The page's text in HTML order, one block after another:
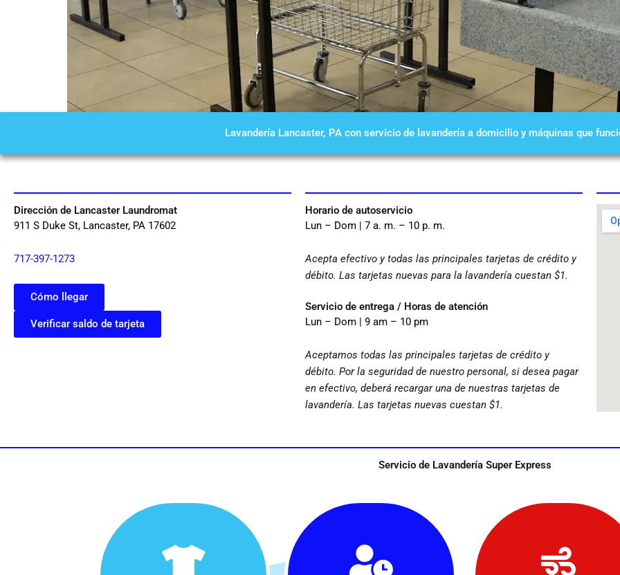
Lavandería Lancaster, PA con servicio de lavandería a domicilio y máquinas que
Dirección de Lancaster Laundromat
911 S Duke St, Lancaster, PA 17602
717-397-1273
Cómo llegar
Verificar saldo de tarjeta
Horario de autoservicio
Lun – Dom | 7 a. m. – 10 p. m.
Acepta efectivo y todas las principales tarjetas de crédito y
débito. Las tarjetas nuevas para la lavandería cuestan $1.
Servicio de entrega / Horas de atención
Lun – Dom | 9 am – 10 pm
Aceptamos todas las principales tarjetas de crédito y
débito. Por la seguridad de nuestro personal, si desea pagar
en efectivo, deberá recargar una de nuestras tarjetas de
lavandería. Las tarjetas nuevas cuestan $1.
Servicio de Lavandería Super Express